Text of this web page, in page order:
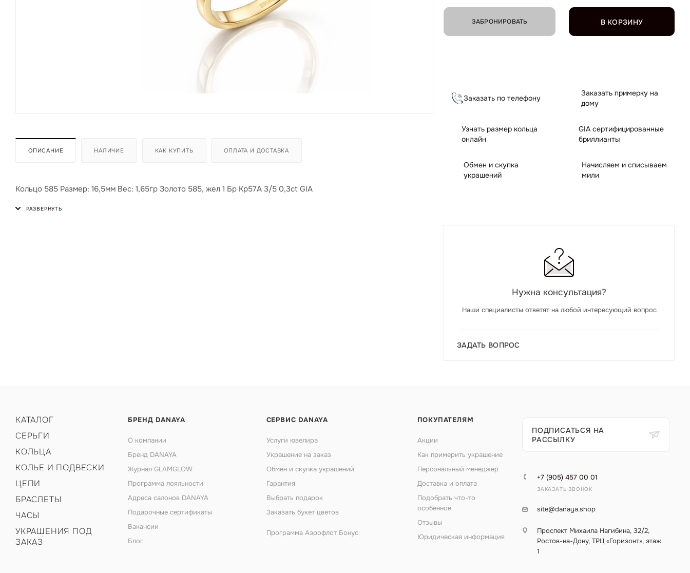
ОПИСАНИЕ НАЛИЧИЕ КАК КУПИТЬ ОПЛАТА И ДОСТАВКА
Кольцо 585 Размер: 16,5мм Вес: 1,65гр Золото 585, жел 1 Бр Кр57А 3/5 0,3ct GIA
В КОРЗИНУ
ЗАБРОНИРОВАТЬ
Заказать по телефону
Заказать примерку на
дому
Узнать размер кольца
онлайн
GIA сертифицированные
бриллианты
Обмен и скупка
украшений
Начисляем и списываем
мили
Нужна консультация?
Наши специалисты ответят на любой интересующий вопрос
ЗАДАТЬ ВОПРОС
КАТАЛОГ
СЕРЬГИ
КОЛЬЦА
КОЛЬЕ И ПОДВЕСКИ
ЦЕПИ
БРАСЛЕТЫ
ЧАСЫ
УКРАШЕНИЯ ПОД
ЗАКАЗ
БРЕНД DANAYA
О компании
Бренд DANAYA
Журнал GLAMGLOW
Программа лояльности
Адреса салонов DANAYA
Подарочные сертификаты
Вакансии
Блог
СЕРВИС DANAYA
Услуги ювелира
Украшение на заказ
Обмен и скупка украшений
Гарантия
Выбрать подарок
Заказать букет цветов
Программа Аэрофлот Бонус
ПОКУПАТЕЛЯМ
Акции
Как примерить украшение
Персональный менеджер
Доставка и оплата
Подобрать что-то
особенное
Отзывы
Юридическая информация
ПОДПИСАТЬСЯ НА
РАССЫЛКУ
+7 (905) 457 00 01
ЗАКАЗАТЬ ЗВОНОК
site@danaya.shop
Проспект Михаила Нагибина, 32/2,
Ростов-на-Дону, ТРЦ «Горизонт», этаж
1